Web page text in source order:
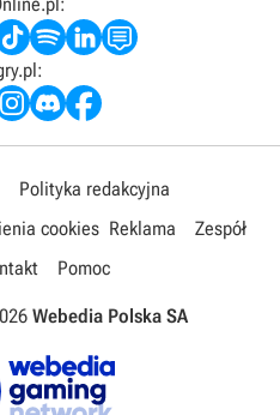
Polityka redakcyjna
cookies Reklama
Zespół
Pomoc
Webedia Polska SA